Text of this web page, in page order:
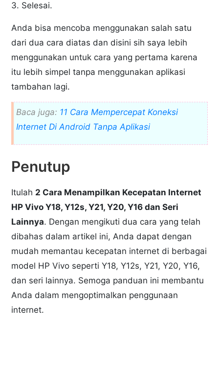
3. Selesai.
Anda bisa mencoba menggunakan salah satu
dari dua cara diatas dan disini sih saya lebih
menggunakan untuk cara yang pertama karena
itu lebih simpel tanpa menggunakan aplikasi
tambahan lagi.
Baca juga: 11 Cara Mempercepat Koneksi
Internet Di Android Tanpa Aplikasi
Penutup
Itulah 2 Cara Menampilkan Kecepatan Internet
HP Vivo Y18, Y12s, Y21, Y20, Y16 dan Seri
Lainnya. Dengan mengikuti dua cara yang telah
dibahas dalam artikel ini, Anda dapat dengan
mudah memantau kecepatan internet di berbagai
model HP Vivo seperti Y18, Y12s, Y21, Y20, Y16,
dan seri lainnya. Semoga panduan ini membantu
Anda dalam mengoptimalkan penggunaan
internet.